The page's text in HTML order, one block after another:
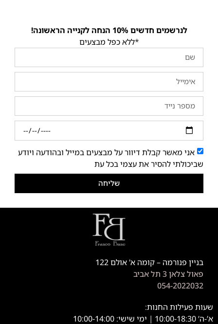
לנרשמים חדשים 10% הנחה לקנייה הראשונה!
*ללא כפל מבצעים
אני מאשר קבלת דיוור על מבצעים במייל ובהודעה ויודע
שביכולתי להסיר את עצמי בכל עת
שליחה
בניין פנורמה – קומה א' אולם 122
פאול צלאן 3 תל אביב
054-2022032
שעות פעילות החנות:
א’-ה’ 10:00-18:30 | ימי שישי: 10:00-14:00